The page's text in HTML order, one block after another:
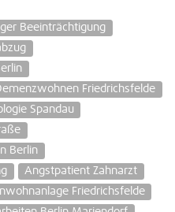
Beeinträchtigung
Friedrichsfelde
Spandau
Berlin
Angstpatient Zahnarzt
Friedrichsfelde